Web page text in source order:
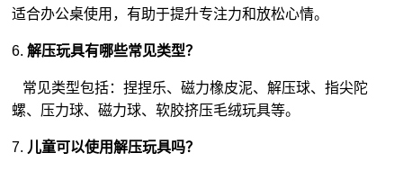
适合办公桌使用，有助于提升专注力和放松心情。
6.解压玩具有哪些常见类型？
常见类型包括：捏捏乐、磁力橡皮泥、解压球、指尖陀
螺、压力球、磁力球、软胶挤压毛绒玩具等。
7. 儿童可以使用解压玩具吗？